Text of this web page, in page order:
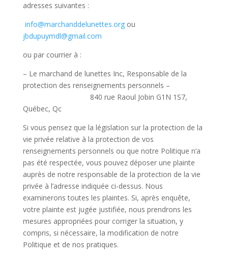
adresses suivantes :
info@marchanddelunettes.orgou
jbdupuymdl@gmail.com
ou par courrier à :
– Le marchand de lunettes Inc, Responsable de la
protection des renseignements personnels –
840 rue Raoul Jobin G1N 1S7,
Québec, Qc
Si vous pensez que la législation sur la protection de la
vie privée relative à la protection de vos
renseignements personnels ou que notre Politique n’a
pas été respectée, vous pouvez déposer une plainte
auprès de notre responsable de la protection de la vie
privée à l’adresse indiquée ci-dessus. Nous
examinerons toutes les plaintes. Si, après enquête,
votre plainte est jugée justifiée, nous prendrons les
mesures appropriées pour corriger la situation, y
compris, si nécessaire, la modification de notre
Politique et de nos pratiques.